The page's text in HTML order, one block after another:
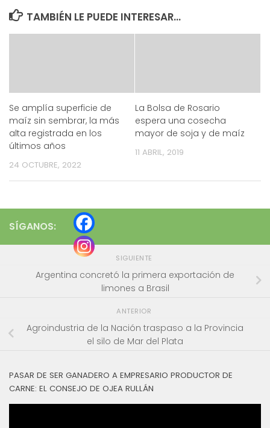
TAMBIÉN LE PUEDE INTERESAR...
Se amplía superficie de
maíz sin sembrar, la más
alta registrada en los
últimos años
24 OCTUBRE, 2022
La Bolsa de Rosario
espera una cosecha
mayor de soja y de maíz
11 ABRIL, 2019
SÍGANOS:
SIGUIENTE
Argentina concretó la primera exportación de
limones a Brasil
ANTERIOR
Agroindustria de la Nación traspaso a la Provincia
el silo de Mar del Plata
PASAR DE SER GANADERO A EMPRESARIO PRODUCTOR DE
CARNE: EL CONSEJO DE OJEA RULLÁN